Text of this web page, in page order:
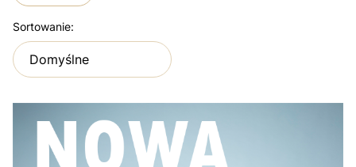
Lista produktów
Sortowanie:
Domyślne